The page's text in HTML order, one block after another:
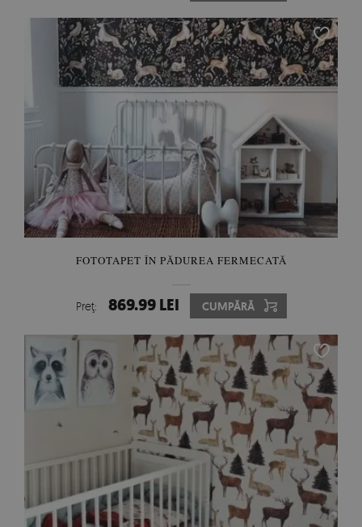
FOTOTAPET ÎN PĂDUREA FERMECATĂ
Preţ: 869.99 LEI CUMPĂRĂ